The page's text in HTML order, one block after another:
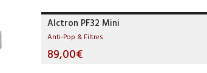
Alctron PF32 Mini
Anti-Pop & Filtres
89,00€